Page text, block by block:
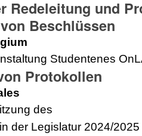
Redeleitung und
Beschlüssen
Studentenes
Protokollen
des
der Legislatur 2024/2025